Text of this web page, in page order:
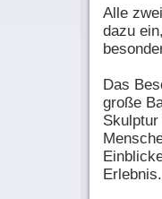
Alle
dazu
Das
große
Erlebnis.